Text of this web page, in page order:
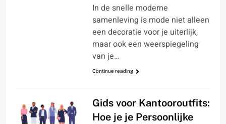
In de snelle moderne
samenleving is mode niet alleen
een decoratie voor je uiterlijk,
maar ook een weerspiegeling
van je…
Continue reading
Gids voor Kantooroutfits:
Hoe je je Persoonlijke